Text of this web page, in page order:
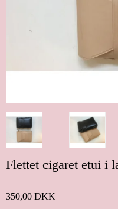
Flettet cigaret etui i
350,00 DKK